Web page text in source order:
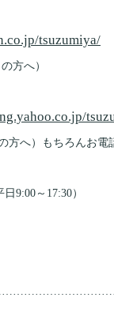
tsuzumiya/
方へ）
方へ）もちろんお
9:00～17:30）